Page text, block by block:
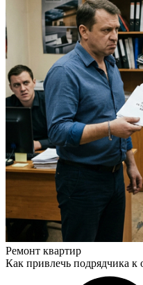
Ремонт квартир
Как привлечь подрядчика к